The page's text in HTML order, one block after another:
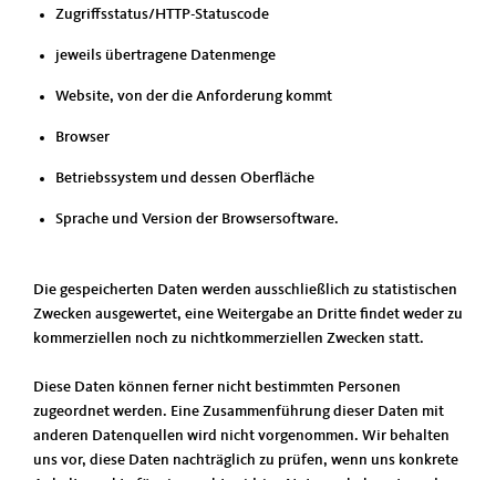
Zugriffsstatus/HTTP-Statuscode
jeweils übertragene Datenmenge
Website, von der die Anforderung kommt
Browser
Betriebssystem und dessen Oberfläche
Sprache und Version der Browsersoftware.
Die gespeicherten Daten werden ausschließlich zu statistischen
Zwecken ausgewertet, eine Weitergabe an Dritte findet weder zu
kommerziellen noch zu nichtkommerziellen Zwecken statt.
Diese Daten können ferner nicht bestimmten Personen
zugeordnet werden. Eine Zusammenführung dieser Daten mit
anderen Datenquellen wird nicht vorgenommen. Wir behalten
uns vor, diese Daten nachträglich zu prüfen, wenn uns konkrete